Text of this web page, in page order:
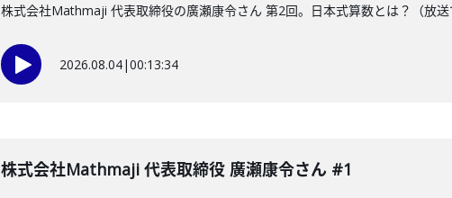
株式会社Mathmaji 代表取締役の廣瀬康令さん 第2回。日本式算数とは？（放
2026.08.04|00:13:34
株式会社Mathmaji 代表取締役 廣瀬康令さん #1